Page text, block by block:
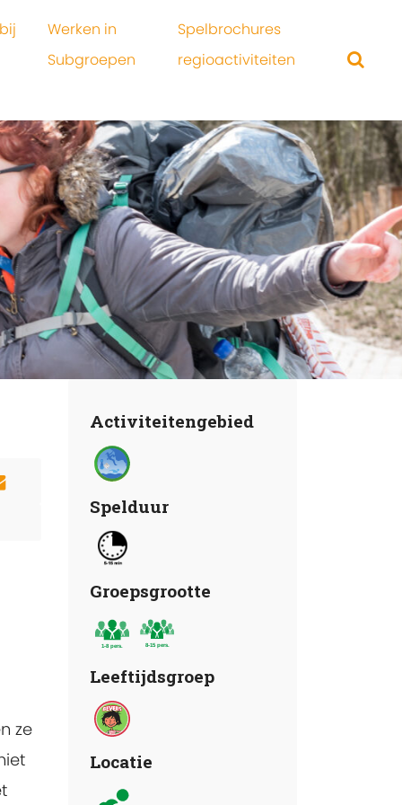
Werken in
Subgroepen
Spelbrochures
regioactiviteiten
ze
Activiteitengebied
Spelduur
Groepsgrootte
Leeftijdsgroep
Locatie